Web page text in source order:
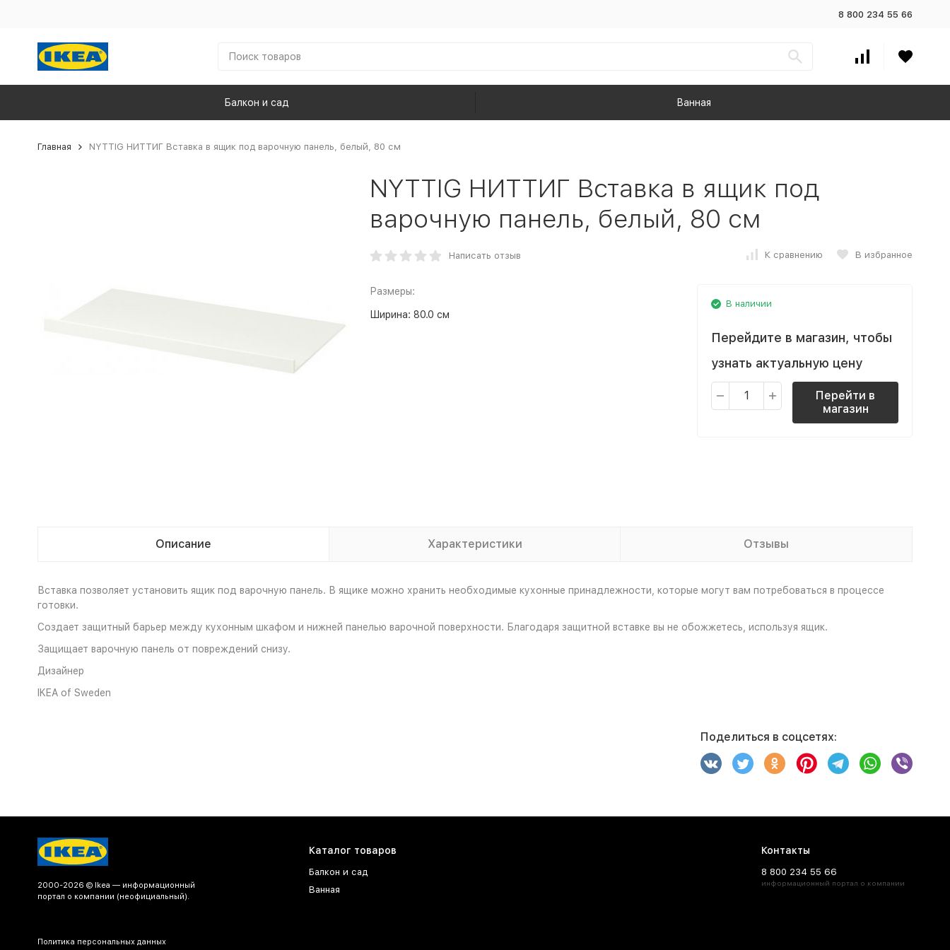
8 800 234 55 66
Балкон и сад Ванная
Главная NYTTIG НИТТИГ Вставка в ящик под варочную панель, белый, 80 см
NYTTIG НИТТИГ Вставка в ящик под
варочную панель, белый, 80 см
Написать отзыв К сравнению В избранное
Размеры:
Ширина: 80.0 см
В наличии
Перейдите в магазин, чтобы
узнать актуальную цену
Перейти в
магазин
Описание Характеристики Отзывы
Вставка позволяет установить ящик под варочную панель. В ящике можно хранить необходимые кухонные принадлежности, которые могут вам потребоваться в процессе
готовки.
Создает защитный барьер между кухонным шкафом и нижней панелью варочной поверхности. Благодаря защитной вставке вы не обожжетесь, используя ящик.
Защищает варочную панель от повреждений снизу.
Дизайнер
IKEA of Sweden
Поделиться в соцсетях:
2000-2026 © Ikea — информационный
портал о компании (неофициальный).
Политика персональных данных
Каталог товаров
Балкон и сад
Ванная
Контакты
8 800 234 55 66
информационный портал о компании